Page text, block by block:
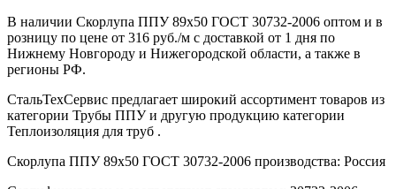
В наличии Скорлупа ППУ 89x50 ГОСТ 30732-2006 оптом и в
розницу по цене от 316 руб./м с доставкой от 1 дня по
Нижнему Новгороду и Нижегородской области, а также в
регионы РФ.
СтальТехСервис предлагает широкий ассортимент товаров из
категории Трубы ППУ и другую продукцию категории
Теплоизоляция для труб .
Скорлупа ППУ 89x50 ГОСТ 30732-2006 производства: Россия